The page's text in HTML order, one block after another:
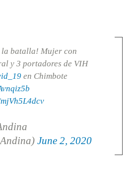
la batalla! Mujer con
y 3 portadores de VIH
en Chimbote
June 2, 2020